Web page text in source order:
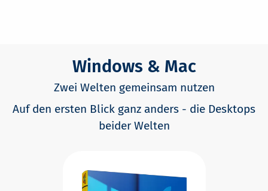
Windows & Mac
Zwei Welten gemeinsam nutzen
Auf den ersten Blick ganz anders - die Desktops
beider Welten